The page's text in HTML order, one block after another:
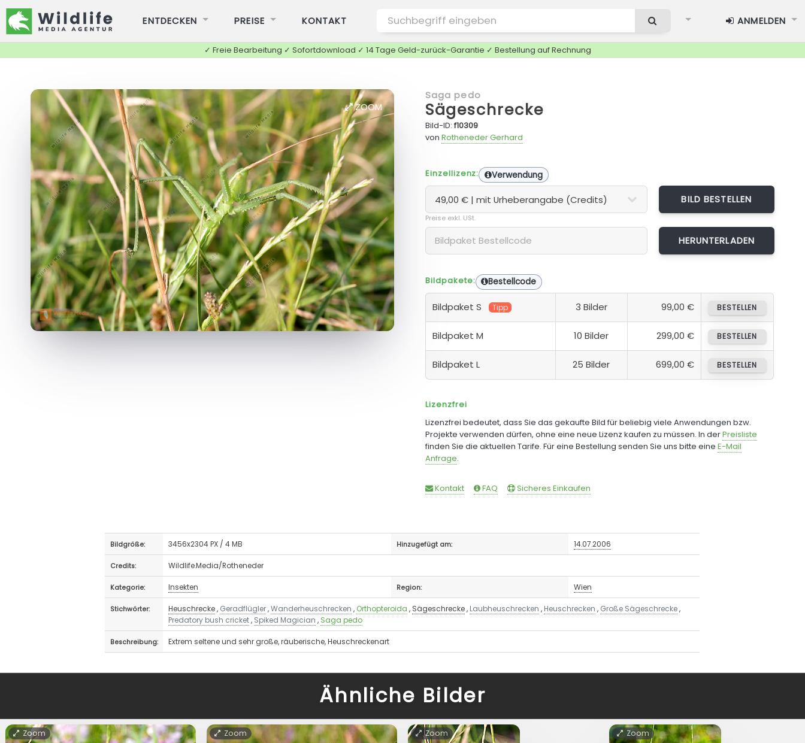
ENTDECKEN PREISE KONTAKT ANMELDEN
✓ Freie Bearbeitung ✓ Sofortdownload ✓ 14 Tage Geld-zurück-Garantie ✓ Bestellung auf Rechnung
ZOOM
Saga pedo
Sägeschrecke
Bild-ID:f10309
von Rotheneder Gerhard
Einzellizenz: Verwendung
BILD BESTELLEN
Preise exkl. USt.
Bildpakete: Bestellcode
Bildpaket S Tipp 3 Bilder 99,00 € BESTELLEN
Bildpaket M 10 Bilder 299,00 € BESTELLEN
Bildpaket L 25 Bilder 699,00 € BESTELLEN
Lizenzfrei
Lizenzfrei bedeutet, dass Sie das gekaufte Bild für beliebig viele Anwendungen bzw.
Projekte verwenden dürfen, ohne eine neue Lizenz kaufen zu müssen. In derPreisliste
finden Sie die aktuellen Tarife. Für eine Bestellung senden Sie uns bitte eine E-Mail
Anfrage.
Kontakt FAQ Sicheres Einkaufen
Bildgröße: 3456x2304 PX / 4 MB Hinzugefügt am: 14.07.2006
Credits: Wildlife.Media/Rotheneder
Kategorie: Insekten Region: Wien
Stichwörter: Heuschrecke, Geradflügler,Wanderheuschrecken , Orthopteroida , Sägeschrecke, Laubheuschrecken , Heuschrecken , Große Sägeschrecke,
Predatory bush cricket, Spiked Magician , Saga pedo
Beschreibung: Extrem seltene und sehr große, räuberische, Heuschreckenart
Ähnliche Bilder
Zoom Zoom Zoom Zoom